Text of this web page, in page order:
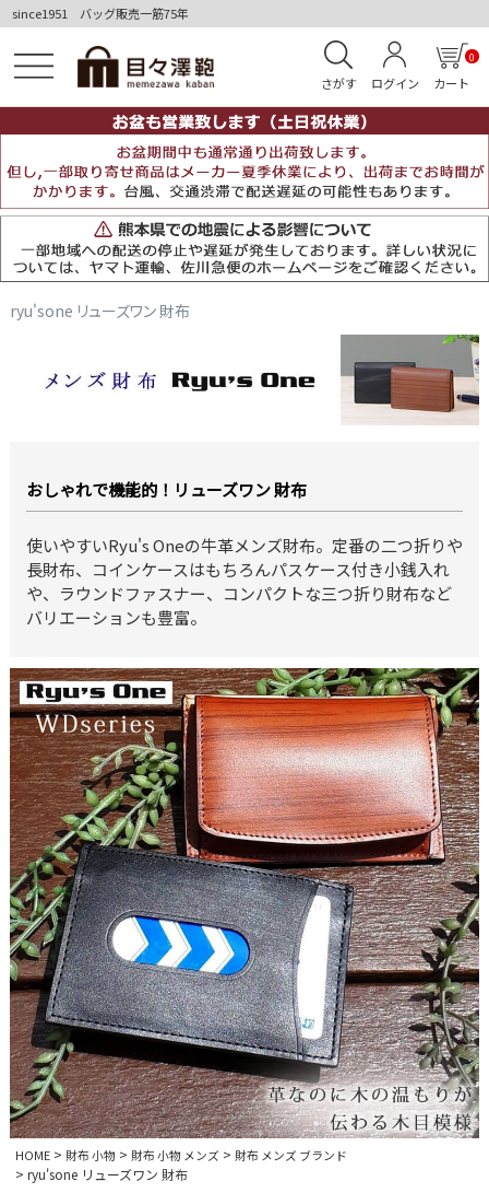
since1951 バッグ販売一筋75年
さがす ログイン カート
0
ryu'sone リューズワン 財布
おしゃれで機能的！リューズワン 財布
使いやすいRyu's Oneの牛革メンズ財布。定番の二つ折りや
長財布、コインケースはもちろんパスケース付き小銭入れ
や、ラウンドファスナー、コンパクトな三つ折り財布など
バリエーションも豊富。
HOME 財布 小物 財布 小物 メンズ 財布 メンズ ブランド
ryu'sone リューズワン 財布